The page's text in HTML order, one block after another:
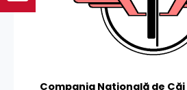
Compania Națională de Căi